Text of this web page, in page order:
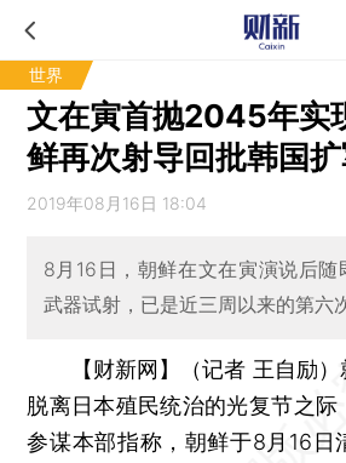
世界
文在寅首抛2045年实
鲜再次射导回批韩国
2019年08月16日 18:04
8月16日，朝鲜在文在寅演说后随
武器试射，已是近三周以来的第六
【财新网】（记者 王自励）
脱离日本殖民统治的光复节之际
参谋本部指称，朝鲜于8月16日